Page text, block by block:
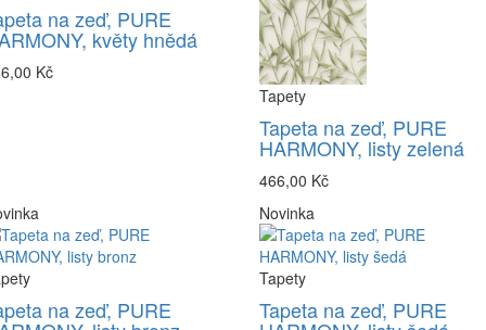
na zeď, PURE
květy hnědá
Kč
Tapety
Tapeta na zeď, PURE
HARMONY, listy zelená
466,00 Kč
na zeď, PURE
Novinka
Tapety
Tapeta na zeď, PURE